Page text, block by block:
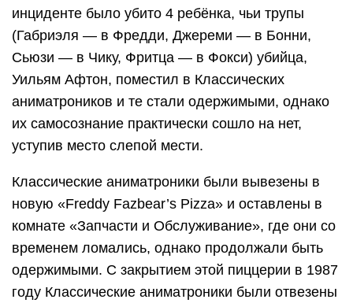
инциденте было убито 4 ребёнка, чьи трупы
(Габриэля — в Фредди, Джереми — в Бонни,
Сьюзи — в Чику, Фритца — в Фокси) убийца,
Уильям Афтон, поместил в Классических
аниматроников и те стали одержимыми, однако
их самосознание практически сошло на нет,
уступив место слепой мести.
Классические аниматроники были вывезены в
новую «Freddy Fazbear’s Pizza» и оставлены в
комнате «Запчасти и Обслуживание», где они со
временем ломались, однако продолжали быть
одержимыми. С закрытием этой пиццерии в 1987
году Классические аниматроники были отвезены